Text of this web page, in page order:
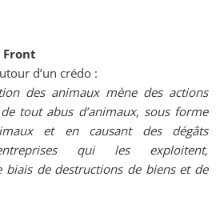
Front
d’un crédo :
des animaux mène des actions
tout abus d’animaux, sous forme
et en causant des dégâts
qui les exploitent,
biais de destructions de biens et de